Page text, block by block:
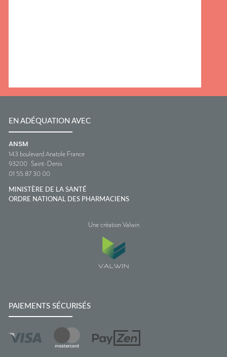
EN ADÉQUATION AVEC
ANSM
143 boulevard Anatole France
93200 Saint-Denis
01 55 87 30 00
MINISTÈRE DE LA SANTÉ
ORDRE NATIONAL DES PHARMACIENS
Une création Valwin
PAIEMENTS SÉCURISÉS